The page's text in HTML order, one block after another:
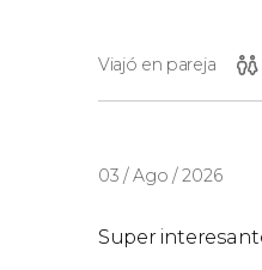
Viajó en pareja
03 / Ago / 2026
Super